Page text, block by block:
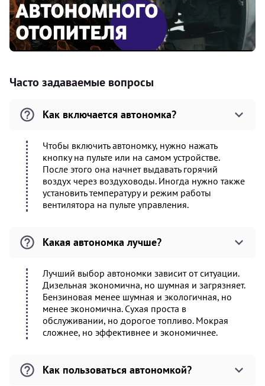
Часто задаваемые вопросы
Как включается автономка?
Чтобы включить автономку, нужно нажать
кнопку на пульте или на самом устройстве.
После этого она начнет выдавать горячий
воздух через воздуховоды. Иногда нужно также
установить температуру и режим работы
вентилятора на пульте управления.
Какая автономка лучше?
Лучший выбор автономки зависит от ситуации.
Дизельная экономична, но шумная и загрязняет.
Бензиновая менее шумная и экологичная, но
менее экономична. Сухая проста в
обслуживании, но дорогое топливо. Мокрая
сложнее, но эффективнее и экономичнее.
Как пользоваться автономкой?